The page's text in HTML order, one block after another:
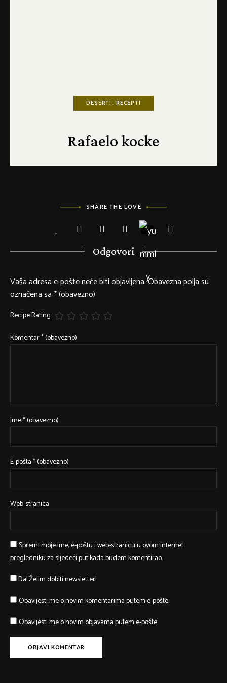
DESERTI RECEPTI
Rafaelo kocke
SHARE THE LOVE
Odgovori
Vaša adresa e-pošte neće biti objavljena.Obavezna polja su
označena sa* (obavezno)
Recipe Rating
Komentar* (obavezno)
Ime* (obavezno)
E-pošta* (obavezno)
Web-stranica
Spremi moje ime, e-poštu i web-stranicu u ovom internet
pregledniku za sljedeći put kada budem komentirao.
Da! Želim dobiti newsletter!
Obavijesti me o novim komentarima putem e-pošte.
Obavijesti me o novim objavama putem e-pošte.